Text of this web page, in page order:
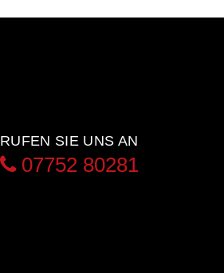
RUFEN SIE UNS AN
07752 80281